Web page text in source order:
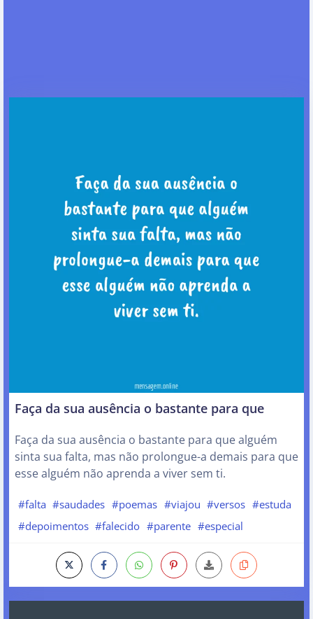
Faça da sua ausência o bastante para que
Faça da sua ausência o bastante para que alguém
sinta sua falta, mas não prolongue-a demais para que
esse alguém não aprenda a viver sem ti.
#falta #saudades #poemas #viajou #versos #estuda
#depoimentos #falecido #parente #especial